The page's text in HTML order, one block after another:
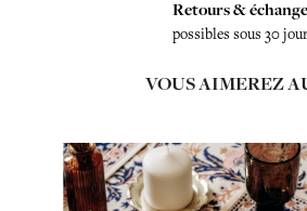
Retours &
possibles sous 30
VOUS AIMEREZ